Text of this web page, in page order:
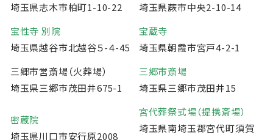
埼玉県志木市柏町1-10-22
埼玉県蕨市中央2-10-14
宝性寺 別院
埼玉県越谷市北越谷５-４-45
宝蔵寺
埼玉県朝霞市宮戸4-2-1
三郷市営斎場（火葬場）
埼玉県三郷市茂田井675-1
三郷市斎場
埼玉県三郷市茂田井15
密蔵院
埼玉県川口市安行原2008
宮代葬祭式場（提携斎場）
埼玉県南埼玉郡宮代町須賀